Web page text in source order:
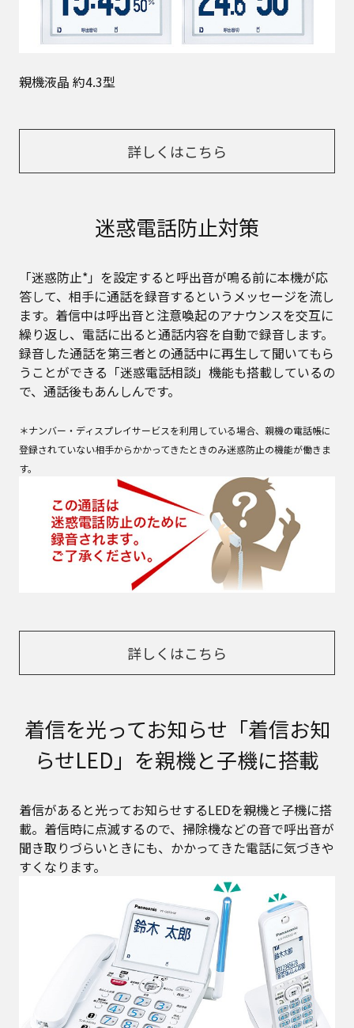
親機液晶 約4.3型
詳しくはこちら
迷惑電話防止対策
「迷惑防止*」を設定すると呼出音が鳴る前に本機が応
答して、相手に通話を録音するというメッセージを流し
ます。着信中は呼出音と注意喚起のアナウンスを交互に
繰り返し、電話に出ると通話内容を自動で録音します。
録音した通話を第三者との通話中に再生して聞いてもら
うことができる「迷惑電話相談」機能も搭載しているの
で、通話後もあんしんです。
＊ナンバー・ディスプレイサービスを利用している場合、親機の電話帳に
登録されていない相手からかかってきたときのみ迷惑防止の機能が働きま
す。
詳しくはこちら
着信を光ってお知らせ「着信お知
らせLED」を親機と子機に搭載
着信があると光ってお知らせするLEDを親機と子機に搭
載。着信時に点滅するので、掃除機などの音で呼出音が
聞き取りづらいときにも、かかってきた電話に気づきや
すくなります。